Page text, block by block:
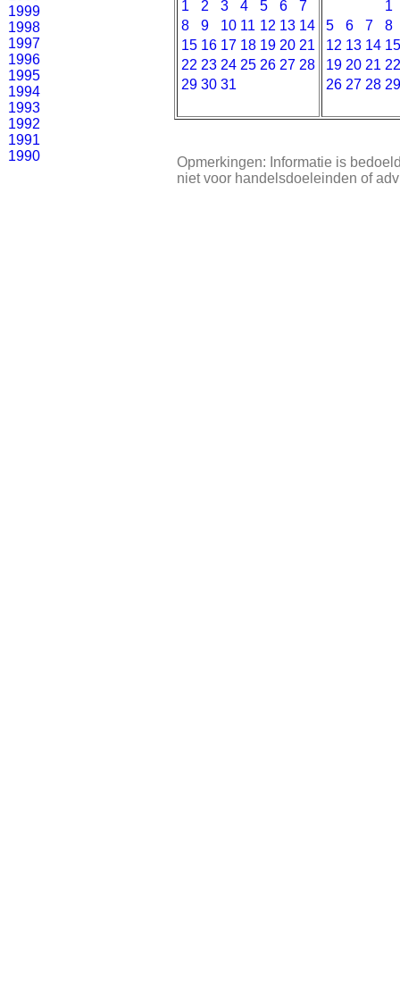
1999
1998
1997
1996
1995
1994
1993
1992
1991
1990
1
2 3 4 5 6
7
8
9 10 11 12 13 14
15 16 17 18 19 20 21
22 23 24 25 26 27 28
29 30 31
1
5
6 7
8
12 13 14 15
19 20 21 22
26 27 28 29
Opmerkingen: Informatie is
niet voor handelsdoeleinden of